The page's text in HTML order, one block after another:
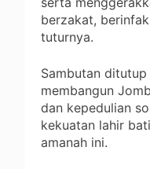
berzakat,
tuturnya.
Sambutan
membangun
dan kepedulian
kekuatan lahir
amanah ini.​